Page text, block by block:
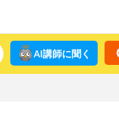
AI講師に聞く